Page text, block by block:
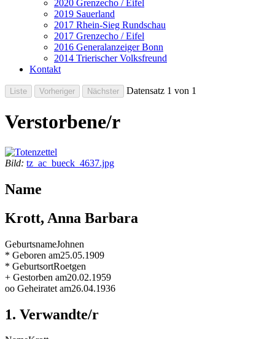
2020 Grenzecho / Eifel
2019 Sauerland
2017 Rhein-Sieg Rundschau
2017 Grenzecho / Eifel
2016 Generalanzeiger Bonn
2014 Trierischer Volksfreund
Kontakt
Datensatz 1 von 1
Verstorbene/r
Bild: tz_ac_bueck_4637.jpg
Name
Krott, Anna Barbara
GeburtsnameJohnen
* Geboren am25.05.1909
* GeburtsortRoetgen
+ Gestorben am20.02.1959
oo Geheiratet am26.04.1936
1. Verwandte/r